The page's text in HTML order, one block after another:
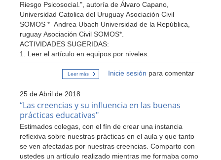
Riesgo Psicosocial.", autoría de Álvaro Capano,
Universidad Catolica del Uruguay Asociación Civil
SOMOS * Andrea Ubach Universidad de la República,
ruguay Asociación Civil SOMOS*.
ACTIVIDADES SUGERIDAS:
1. Leer el artículo en equipos por niveles.
Leer más sobre
Artículo
Competencias
Parentales
en
de
Riesgo
Inicie sesión para comentar
25 de Abril de 2018
“Las creencias y su influencia en las buenas
prácticas educativas"
Estimados colegas, con el fín de crear una instancia
reflexiva sobre nuestras prácticas en el aula y que tanto
se ven afectadas por nuestras creencias. Comparto con
ustedes un artículo realizado mientras me formaba como